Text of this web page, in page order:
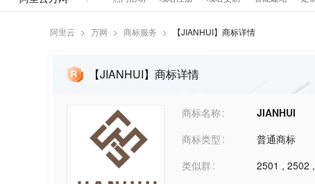
阿里云 > 万网 > 商标服务 > 【JIANHUI】商标详情
【JIANHUI】商标详情
商标名称 JIANHUI
商标类型
普通商标
类似群
2501 , 2502 ,